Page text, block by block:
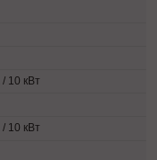
10 кВт
10 кВт